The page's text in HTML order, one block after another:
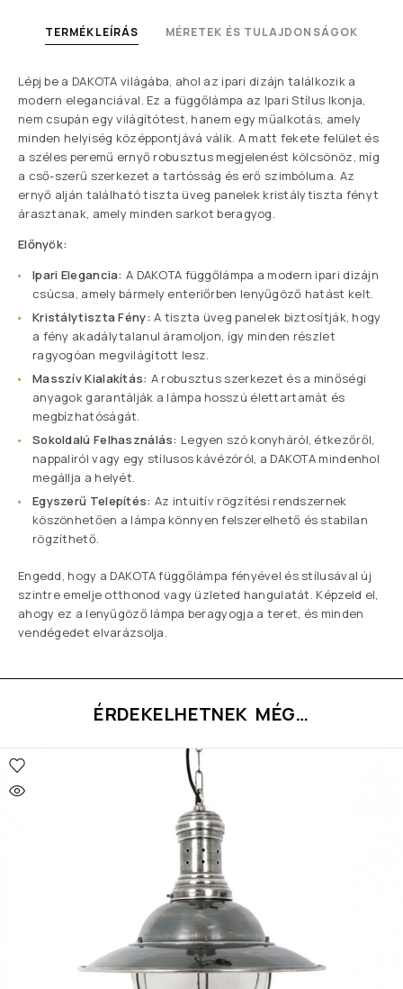
TERMÉKLEÍRÁS MÉRETEK ÉS TULAJDONSÁGOK
Lépj be a DAKOTA világába, ahol az ipari dizájn találkozik a
modern eleganciával. Ez a függőlámpa az Ipari Stílus Ikonja,
nem csupán egy világítótest, hanem egy műalkotás, amely
minden helyiség középpontjává válik. A matt fekete felület és
a széles peremű ernyő robusztus megjelenést kölcsönöz, míg
a cső-szerű szerkezet a tartósság és erő szimbóluma. Az
ernyő alján található tiszta üveg panelek kristálytiszta fényt
árasztanak, amely minden sarkot beragyog.
Előnyök:
Ipari Elegancia: A DAKOTA függőlámpa a modern ipari dizájn
csúcsa, amely bármely enteriőrben lenyűgöző hatást kelt.
Kristálytiszta Fény: A tiszta üveg panelek biztosítják, hogy
a fény akadálytalanul áramoljon, így minden részlet
ragyogóan megvilágított lesz.
Masszív Kialakítás: A robusztus szerkezet és a minőségi
anyagok garantálják a lámpa hosszú élettartamát és
megbízhatóságát.
Sokoldalú Felhasználás: Legyen szó konyháról, étkezőről,
nappaliról vagy egy stílusos kávézóról, a DAKOTA mindenhol
megállja a helyét.
Egyszerű Telepítés: Az intuitív rögzítési rendszernek
köszönhetően a lámpa könnyen felszerelhető és stabilan
rögzíthető.
Engedd, hogy a DAKOTA függőlámpa fényével és stílusával új
szintre emelje otthonod vagy üzleted hangulatát. Képzeld el,
ahogy ez a lenyűgöző lámpa beragyogja a teret, és minden
vendégedet elvarázsolja.
ÉRDEKELHETNEK MÉG…